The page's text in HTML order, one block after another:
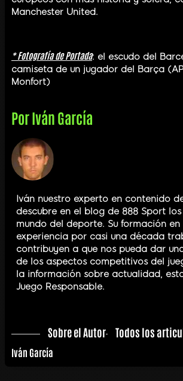
Manchester United.
* Fotografía de Portada: el escudo del
camiseta de un jugador del Barça
Monfort)
PorIván García
Iván nuestro experto en contenido
descubre en el blog de 888 Sport
mundo del deporte. Su formación
experiencia por casi una década
contribuyen a que nos pueda dar
de los aspectos competitivos del
la información sobre actualidad,
Juego Responsable.
Sobre el Autor Todos los
Iván García